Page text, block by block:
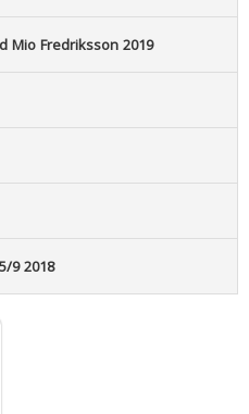
Mio Fredriksson 2019
9 2018